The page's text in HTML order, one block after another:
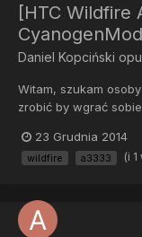
[HTC Wildfire
Daniel Kopciński
Witam, szukam
zrobić by wgrać
strasznie zielony w
przed tym i po tym,
23 Grudnia 2014
wildfire a3333 (i